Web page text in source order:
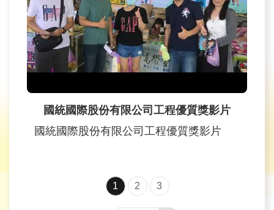
國統國際股份有限公司工程優質獎影片
國統國際股份有限公司工程優質獎影片
1 2 3